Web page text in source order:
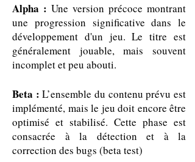
Alpha : Une version précoce montrant
une progression significative dans le
développement d'un jeu. Le titre est
généralement jouable, mais souvent
incomplet et peu abouti.
Beta : L’ensemble du contenu prévu est
implémenté, mais le jeu doit encore être
optimisé et stabilisé. Cette phase est
consacrée à la détection et à la
correction des bugs (beta test)